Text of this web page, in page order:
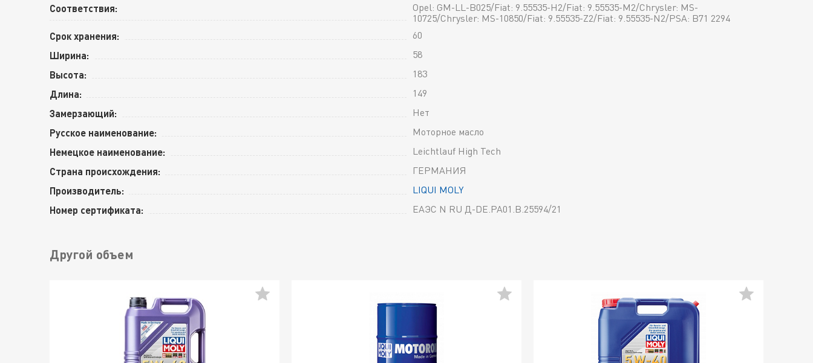
Соответствия:
Opel: GM-LL-B025/Fiat: 9.55535-H2/Fiat: 9.55535-M2/Chrysler: MS-
10725/Chrysler: MS-10850/Fiat: 9.55535-Z2/Fiat: 9.55535-N2/PSA: B71 2294
Срок хранения: 60
Ширина: 58
Высота: 183
Длина: 149
Замерзающий: Нет
Русское наименование: Моторное масло
Немецкое наименование: Leichtlauf High Tech
Страна происхождения: ГЕРМАНИЯ
Производитель: LIQUI MOLY
Номер сертификата: ЕАЭС N RU Д-DE.РА01.В.25594/21
Другой объем